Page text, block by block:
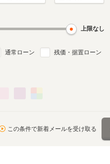
上限なし
通常ローン 残価・据置ローン
この条件で新着メールを受け取る